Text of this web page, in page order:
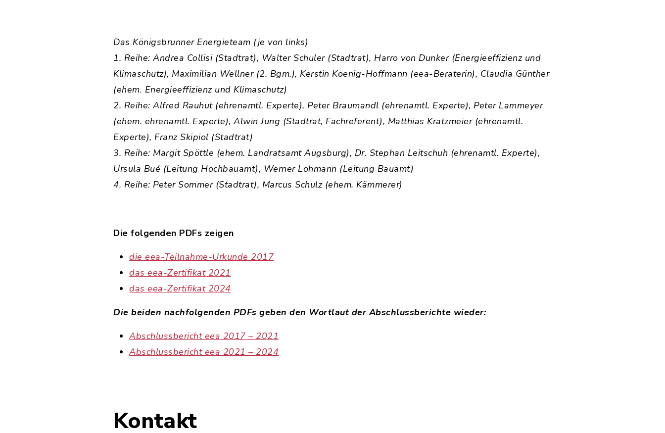
Das Königsbrunner Energieteam (je von links)
1. Reihe: Andrea Collisi (Stadtrat), Walter Schuler (Stadtrat), Harro von Dunker (Energieeffizienz und
Klimaschutz), Maximilian Wellner (2. Bgm.), Kerstin Koenig-Hoffmann (eea-Beraterin), Claudia Günther
(ehem. Energieeffizienz und Klimaschutz)
2. Reihe: Alfred Rauhut (ehrenamtl. Experte), Peter Braumandl (ehrenamtl. Experte), Peter Lammeyer
(ehem. ehrenamtl. Experte), Alwin Jung (Stadtrat, Fachreferent), Matthias Kratzmeier (ehrenamtl.
Experte), Franz Skipiol (Stadtrat)
3. Reihe: Margit Spöttle (ehem. Landratsamt Augsburg), Dr. Stephan Leitschuh (ehrenamtl. Experte),
Ursula Bué (Leitung Hochbauamt), Werner Lohmann (Leitung Bauamt)
4. Reihe: Peter Sommer (Stadtrat), Marcus Schulz (ehem. Kämmerer)
Die folgenden PDFs zeigen
die eea-Teilnahme-Urkunde 2017
das eea-Zertifikat 2021
das eea-Zertifikat 2024
Die beiden nachfolgenden PDFs geben den Wortlaut der Abschlussberichte wieder:
Abschlussbericht eea 2017 – 2021
Abschlussbericht eea 2021 – 2024
Kontakt